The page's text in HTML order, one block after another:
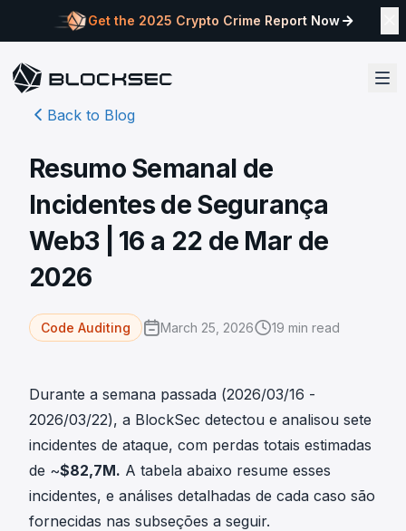
Get the 2025 Crypto Crime Report Now
Back to Blog
Resumo Semanal de
Incidentes de Segurança
Web3 | 16 a 22 de Mar de
2026
Code Auditing March 25, 2026 19 min read
Durante a semana passada (2026/03/16 -
2026/03/22), a BlockSec detectou e analisou sete
incidentes de ataque, com perdas totais estimadas
de ~$82,7M. A tabela abaixo resume esses
incidentes, e análises detalhadas de cada caso são
fornecidas nas subseções a seguir.